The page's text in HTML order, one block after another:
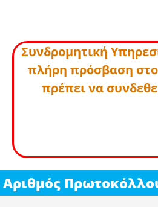
Συνδρομητική
πλήρη πρόσβαση
πρέπει να
Αριθμός